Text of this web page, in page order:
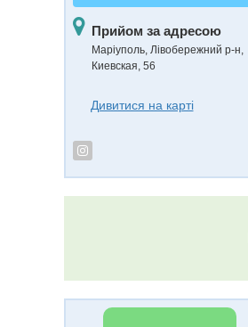
Прийом за адресою
Маріуполь, Лівобережний р-н,
Киевская, 56
Дивитися на карті